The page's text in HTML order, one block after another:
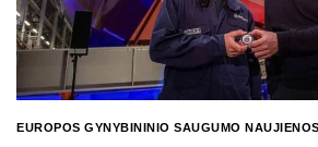
EUROPOS GYNYBININIO SAUGUMO NAUJIENOS